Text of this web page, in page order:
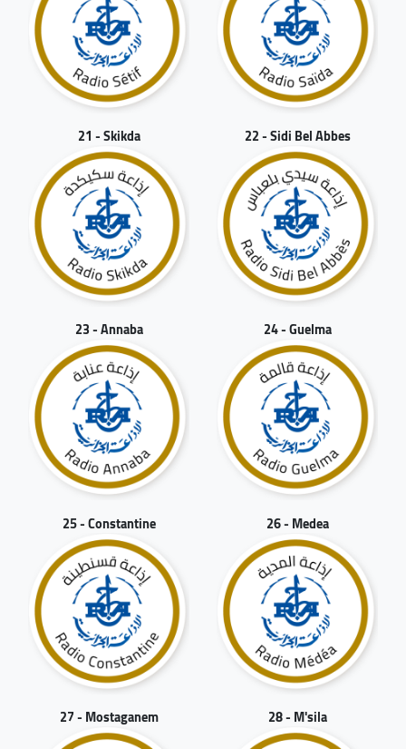
21 - Skikda 22 - Sidi Bel Abbes
23 - Annaba 24 - Guelma
25 - Constantine 26 - Medea
27 - Mostaganem 28 - M'sila